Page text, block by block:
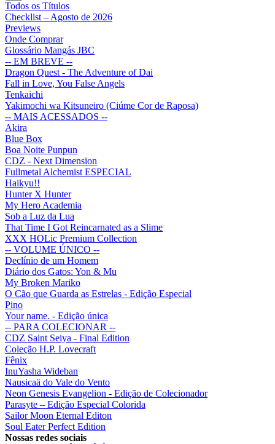
Todos os Títulos
Checklist – Agosto de 2026
Previews
Onde Comprar
Glossário Mangás JBC
-- EM BREVE --
Dragon Quest - The Adventure of Dai
Fall in Love, You False Angels
Tenkaichi
Yakimochi wa Kitsuneiro (Ciúme Cor de Raposa)
-- MAIS ACESSADOS --
Akira
Blue Box
Boa Noite Punpun
CDZ - Next Dimension
Fullmetal Alchemist ESPECIAL
Haikyu!!
Hunter X Hunter
My Hero Academia
Sob a Luz da Lua
That Time I Got Reincarnated as a Slime
XXX HOLic Premium Collection
-- VOLUME ÚNICO --
Declínio de um Homem
Diário dos Gatos: Yon & Mu
My Broken Mariko
O Cão que Guarda as Estrelas - Edição Especial
Pino
Your name. - Edição única
-- PARA COLECIONAR --
CDZ Saint Seiya - Final Edition
Coleção H.P. Lovecraft
Fênix
InuYasha Wideban
Nausicaä do Vale do Vento
Neon Genesis Evangelion - Edição de Colecionador
Parasyte – Edição Especial Colorida
Sailor Moon Eternal Editon
Soul Eater Perfect Edition
Nossas redes sociais